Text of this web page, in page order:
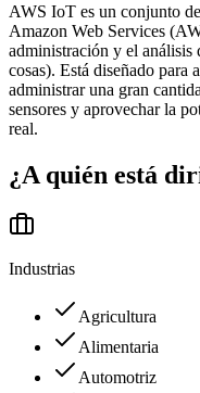
AWS IoT es un conjunto
Amazon Web Services
administración y el análisis
cosas). Está diseñado para
administrar una gran
sensores y aprovechar la
real.
¿A quién está
Industrias
Agricultura
Alimentaria
Automotriz